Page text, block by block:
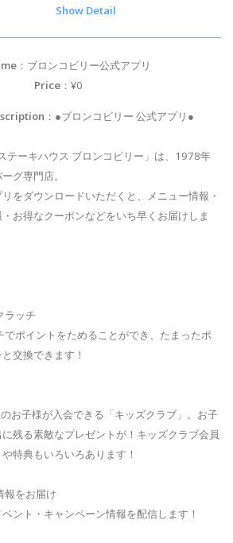
Show Detail
：ブロンコビリー公式アプリ
Price ：¥0
：●ブロンコビリー 公式アプリ●
テーキハウス ブロンコビリー」は、1978年
グ専門店。
をダウンロードいただくと、メニュー情報・
お得なクーポンなどをいち早くお届けしま
ラッチ
ポイントをためることができ、たまったポ
交換できます！
お子様が入会できる「キッズクラブ」。お子
残る素敵なプレゼントが！キッズクラブ会員
特典もいろいろあります！
報をお届け
ント・キャンペーン情報を配信します！